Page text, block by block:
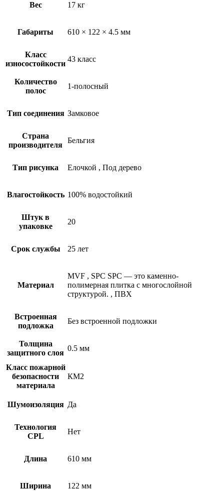
Вес 17 кг
Габариты 610 × 122 × 4.5 мм
Класс
износостойкости
43 класс
Количество
полос
1-полосный
Тип соединения Замковое
Страна
производителя
Бельгия
Тип рисунка Елочкой , Под дерево
Влагостойкость 100% водостойкий
Штук в
упаковке
20
Срок службы 25 лет
Материал
MVF , SPC SPC — это каменно-
полимерная плитка с многослойной
структурой. , ПВХ
Встроенная
подложка
Без встроенной подложки
Толщина
защитного слоя
0.5 мм
Класс пожарной
безопасности
материала
КМ2
Шумоизоляция Да
Технология
CPL
Нет
Длина 610 мм
Ширина 122 мм